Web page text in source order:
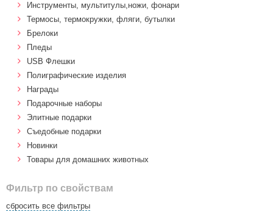
Инструменты, мультитулы,ножи, фонари
Термосы, термокружки, фляги, бутылки
Брелоки
Пледы
USB Флешки
Полиграфические изделия
Награды
Подарочные наборы
Элитные подарки
Cъедобные подарки
Новинки
Товары для домашних животных
Фильтр по свойствам
сбросить все фильтры